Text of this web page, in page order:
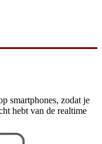
smartphones, zodat je
hebt van de realtime